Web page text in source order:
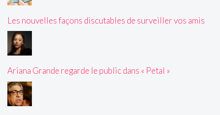
Les nouvelles façons discutables de surveiller vos amis
Ariana Grande regarde le public dans « Petal »